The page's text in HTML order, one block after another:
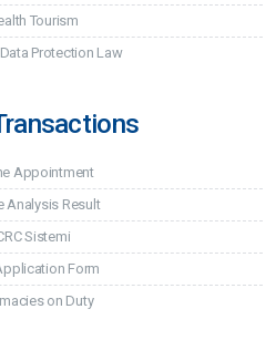
Tourism
Protection Law
Appointment
Analysis Result
Sistemi
Form
on Duty